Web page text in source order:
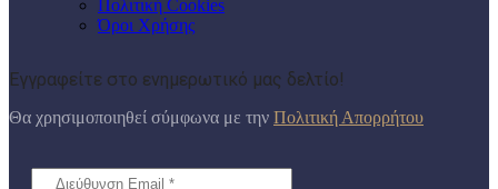
Πολιτική Cookies
Όροι Χρήσης
Εγγραφείτε στο ενημερωτικό μας δελτίο!
Θα χρησιμοποιηθεί σύμφωνα με την Πολιτική Απορρήτου